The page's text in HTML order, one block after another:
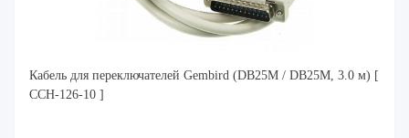
Кабель для переключателей Gembird (DB25M / DB25M, 3.0 м) [
CCH-126-10 ]